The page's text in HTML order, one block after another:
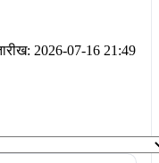
2026-07-16 21:49